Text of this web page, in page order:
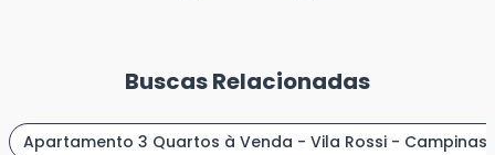
Buscas Relacionadas
Apartamento 3 Quartos à Venda - Vila Rossi - Campinas/